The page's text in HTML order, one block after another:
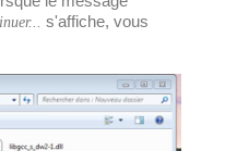
s'affiche, vous